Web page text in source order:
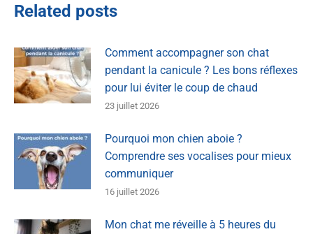
Related posts
Comment accompagner son chat
pendant la canicule ? Les bons réflexes
pour lui éviter le coup de chaud
23 juillet 2026
Pourquoi mon chien aboie ?
Comprendre ses vocalises pour mieux
communiquer
16 juillet 2026
Mon chat me réveille à 5 heures du